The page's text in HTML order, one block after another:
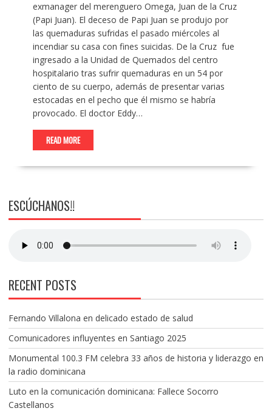
exmanager del merenguero Omega, Juan de la Cruz
(Papi Juan). El deceso de Papi Juan se produjo por
las quemaduras sufridas el pasado miércoles al
incendiar su casa con fines suicidas. De la Cruz fue
ingresado a la Unidad de Quemados del centro
hospitalario tras sufrir quemaduras en un 54 por
ciento de su cuerpo, además de presentar varias
estocadas en el pecho que él mismo se habría
provocado. El doctor Eddy…
READ MORE
ESCÚCHANOS!!
RECENT POSTS
Fernando Villalona en delicado estado de salud
Comunicadores influyentes en Santiago 2025
Monumental 100.3 FM celebra 33 años de historia y liderazgo en
la radio dominicana
Luto en la comunicación dominicana: Fallece Socorro
Castellanos